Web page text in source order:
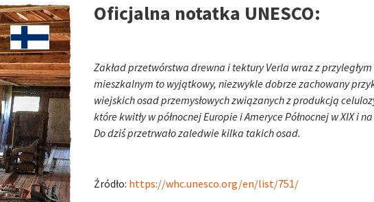
Oficjalna notatka UNESCO:
Zakład przetwórstwa drewna i tektury Verla wraz z
mieszkalnym to wyjątkowy, niezwykle dobrze zachowany
wiejskich osad przemysłowych związanych z produkcją
które kwitły w północnej Europie i Ameryce Północnej w XIX i
Do dziś przetrwało zaledwie kilka takich osad.
Źródło: https://whc.unesco.org/en/list/751/